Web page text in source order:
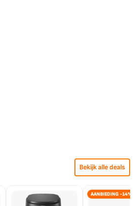
Bekijk alle deals
AANBIEDING -14%